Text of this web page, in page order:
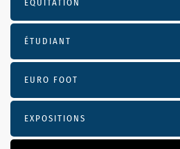
EQUITATION
ÉTUDIANT
EURO FOOT
EXPOSITIONS